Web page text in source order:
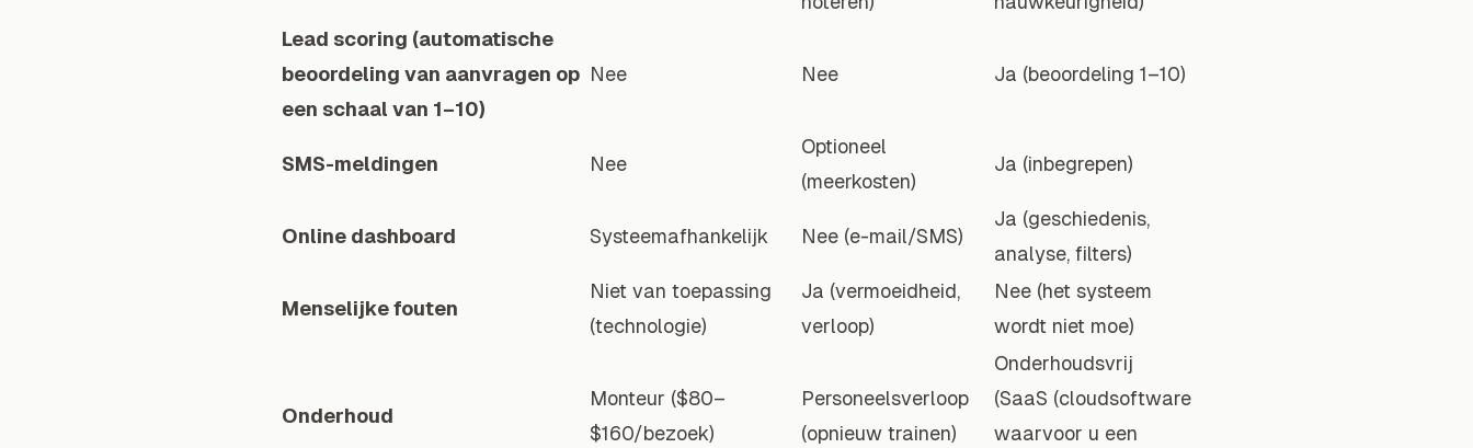
Lead scoring (automatische
beoordeling van aanvragen op
een schaal van 1–10)
Nee Nee Ja (beoordeling 1–10)
SMS-meldingen Nee
Optioneel
(meerkosten)
Ja (inbegrepen)
Online dashboard Systeemafhankelijk Nee (e-mail/SMS)
Ja (geschiedenis,
analyse, filters)
Menselijke fouten
Niet van toepassing
(technologie)
Ja (vermoeidheid,
verloop)
Nee (het systeem
wordt niet moe)
Onderhoud
Monteur ($80–
$160/bezoek)
Personeelsverloop
(opnieuw trainen)
Onderhoudsvrij
(SaaS (cloudsoftware
waarvoor u een